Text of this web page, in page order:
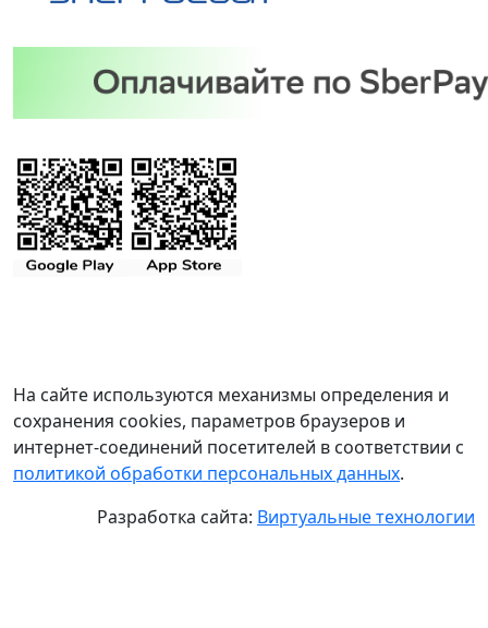
На сайте используются механизмы определения и
сохранения cookies, параметров браузеров и
интернет-соединений посетителей в соответствии с
политикой обработки персональных данных.
Разработка сайта: Виртуальные технологии